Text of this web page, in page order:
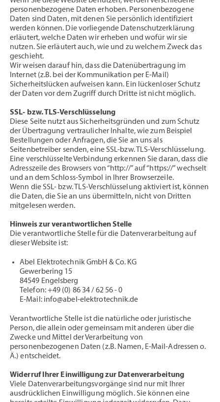
personenbezogene Daten erhoben. Personenbezogene
Daten sind Daten, mit denen Sie persönlich identifiziert
werden können. Die vorliegende Datenschutzerklärung
erläutert, welche Daten wir erheben und wofür wir sie
nutzen. Sie erläutert auch, wie und zu welchem Zweck das
geschieht.
Wir weisen darauf hin, dass die Datenübertragung im
Internet (z.B. bei der Kommunikation per E-Mail)
Sicherheitslücken aufweisen kann. Ein lückenloser Schutz
der Daten vor dem Zugriff durch Dritte ist nicht möglich.
SSL- bzw. TLS-Verschlüsselung
Diese Seite nutzt aus Sicherheitsgründen und zum Schutz
der Übertragung vertraulicher Inhalte, wie zum Beispiel
Bestellungen oder Anfragen, die Sie an uns als
Seitenbetreiber senden, eine SSL-bzw. TLS-Verschlüsselung.
Eine verschlüsselte Verbindung erkennen Sie daran, dass die
Adresszeile des Browsers von “http://” auf “https://” wechselt
und an dem Schloss-Symbol in Ihrer Browserzeile.
Wenn die SSL- bzw. TLS-Verschlüsselung aktiviert ist, können
die Daten, die Sie an uns übermitteln, nicht von Dritten
mitgelesen werden.
Hinweis zur verantwortlichen Stelle
Die verantwortliche Stelle für die Datenverarbeitung auf
dieser Website ist:
Abel Elektrotechnik GmbH & Co. KG
Gewerbering 15
84549 Engelsberg
Telefon: +49 (0) 86 34 / 62 56 - 0
E-Mail: info@abel-elektrotechnik.de
Verantwortliche Stelle ist die natürliche oder juristische
Person, die allein oder gemeinsam mit anderen über die
Zwecke und Mittel der Verarbeitung von
personenbezogenen Daten (z.B. Namen, E-Mail-Adressen o.
Ä.) entscheidet.
Widerruf Ihrer Einwilligung zur Datenverarbeitung
Viele Datenverarbeitungsvorgänge sind nur mit Ihrer
ausdrücklichen Einwilligung möglich. Sie können eine